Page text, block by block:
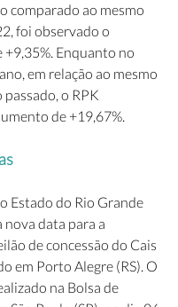
comparado ao mesmo
foi observado o
+9,35%. Enquanto no
em relação ao mesmo
o RPK
de +19,67%.
Estado do Rio Grande
nova data para a
de concessão do Cais
em Porto Alegre (RS). O
na Bolsa de